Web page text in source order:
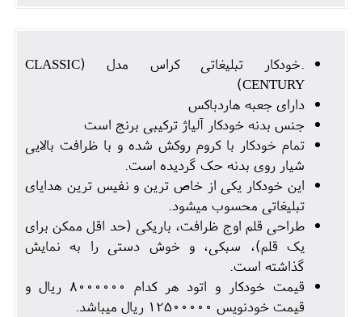
.خودکار تبلیغاتی کراس مدل (CLASSIC
CENTURY)
دارای جعبه هاردباکس
جنس بدنه خودکار آلیاژ ترکیبی برنج است
تمام خودکار با کروم روکش شده و با ظرافت بالایی
شیار روی بدنه حک گردیده است.
این خودکار یکی از خاص ترین و نفیس ترین هدایای
تبلیغاتی محسوب میشود.
طراحی قلم اوج ظرافت، باریکی (حد اقل ممکن برای
یک قلم)، سبکی، و خوش دستی را به نمایش
گذاشته است.
قیمت خودکار و اتود هر کدام 8000000 ریال و
قیمت خودنویس 12500000 ریال میباشد.